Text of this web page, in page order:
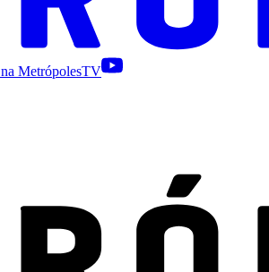
na MetrópolesTV